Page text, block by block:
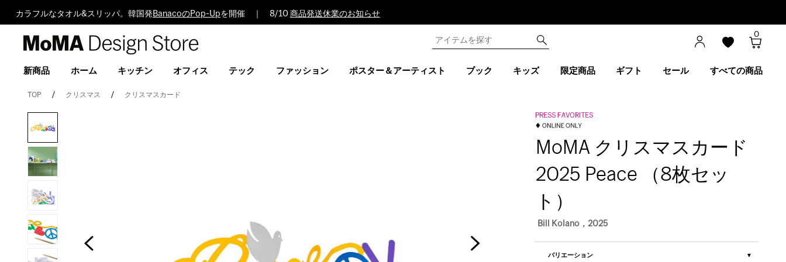
カラフルなタオル&スリッパ。韓国発 BanacoのPop-Upを開催 ｜ 8/10 商品発送休業のお知らせ
Design
0
新商品 ホーム キッチン オフィス テック ファッション ポスター＆アーティスト ブック キッズ 限定商品 ギフト セール すべての商品
TOP クリスマス クリスマスカード
MoMA クリスマスカード
2025 Peace （8枚セッ
ト）
Bill Kolano，2025
バリエーション